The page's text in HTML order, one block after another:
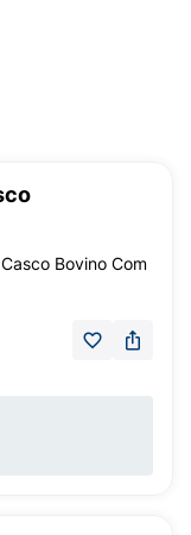
Bovino Com